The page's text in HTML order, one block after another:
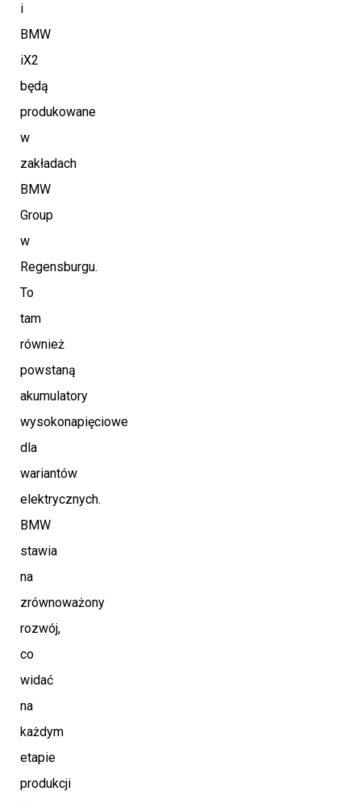
i
BMW
iX2
będą
produkowane
w
zakładach
BMW
Group
w
Regensburgu.
To
tam
również
powstaną
akumulatory
wysokonapięciowe
dla
wariantów
elektrycznych.
BMW
stawia
na
zrównoważony
rozwój,
co
widać
na
każdym
etapie
produkcji